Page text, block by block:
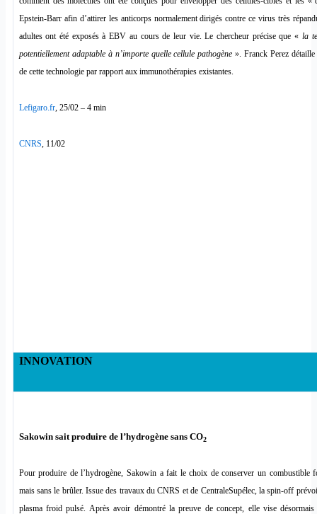
Epstein-Barr afin d’attirer les anticorps normalement dirigés contre ce virus très
adultes ont été exposés à EBV au cours de leur vie. Le chercheur précise que « la
potentiellement adaptable à n’importe quelle cellule pathogène». Franck Perez détaille
de cette technologie par rapport aux immunothérapies existantes.
Lefigaro.fr, 25/02 – 4 min
CNRS , 11/02
INNOVATION
Sakowin sait produire de l’hydrogène sans CO2
Pour produire de l’hydrogène, Sakowin a fait le choix de conserver un combustible
mais sans le brûler. Issue des travaux du CNRS et de CentraleSupélec, la spin-off
plasma froid pulsé. Après avoir démontré la preuve de concept, elle vise